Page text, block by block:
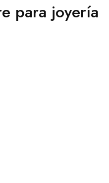
para joyería